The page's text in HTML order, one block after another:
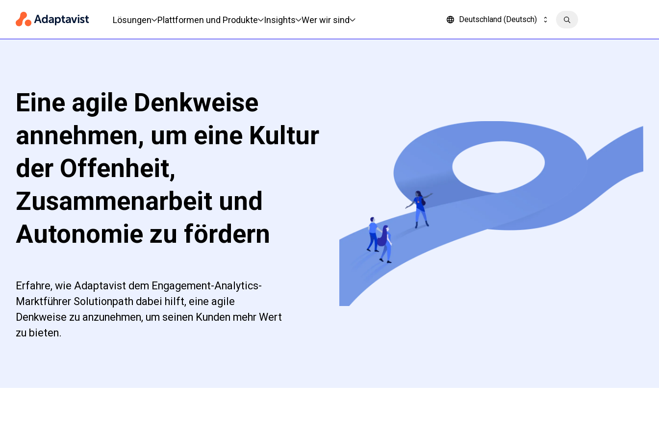
Lösungen
Plattformen und Produkte Insights Wer wir sind Deutschland (Deutsch)
Eine agile Denkweise
annehmen, um eine Kultur
der Offenheit,
Zusammenarbeit und
Autonomie zu fördern
Erfahre, wie Adaptavist dem Engagement-Analytics-
Marktführer Solutionpath dabei hilft, eine agile
Denkweise zu anzunehmen, um seinen Kunden mehr Wert
zu bieten.